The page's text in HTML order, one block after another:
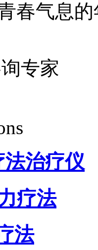
春气息
专家
治疗仪
疗法
法